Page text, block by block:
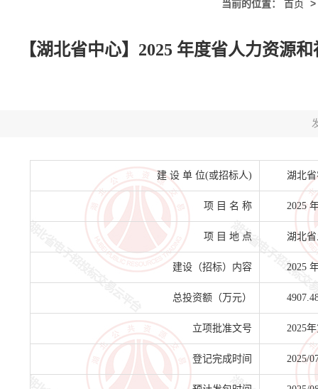
当前的位置： 首页 >
【湖北省中心】2025 年度省人力资源
建 设 单 位(或招标人) 湖北
项 目 名 称 2025
项 目 地 点 湖北
建设（招标）内容 2025
总投资额（万元）
立项批准文号 2025
登记完成时间 2025/